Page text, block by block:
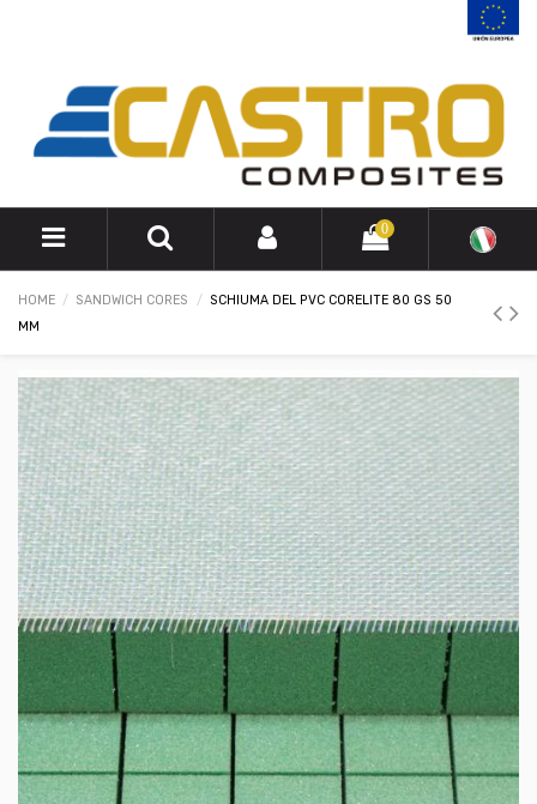
0
HOME SANDWICH CORES
SCHIUMA DEL PVC CORELITE 80 GS 50
MM